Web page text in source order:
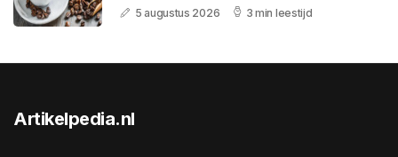
5 augustus 2026 3 min leestijd
Artikelpedia.nl